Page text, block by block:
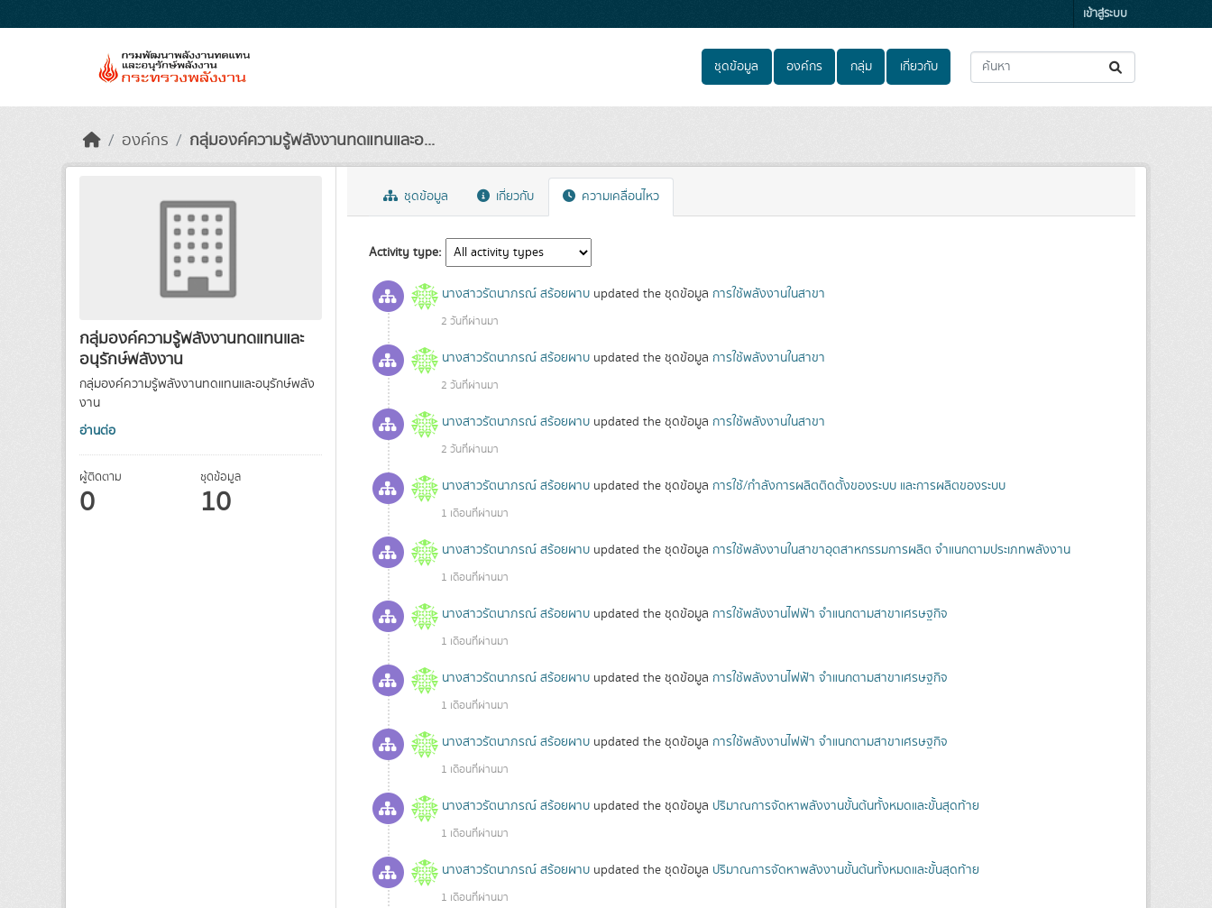
เข้าสู่ระบบ
ชุดข้อมูล องค์กร กลุ่ม เกี่ยวกับ
องค์กร กลุ่มองค์ความรู้พลังงานทดแทนและอ...
กลุ่มองค์ความรู้พลังงานทดแทนและ
อนุรักษ์พลังงาน
กลุ่มองค์ความรู้พลังงานทดแทนและอนุรักษ์พลัง
งาน
อ่านต่อ
ผู้ติดตาม
0
ชุดข้อมูล
10
ชุดข้อมูล เกี่ยวกับ ความเคลื่อนไหว
Activity type
นางสาวรัตนาภรณ์ สร้อยผาบ updated the ชุดข้อมูลการใช้พลังงานในสาขา
2 วันที่ผ่านมา
นางสาวรัตนาภรณ์ สร้อยผาบ updated the ชุดข้อมูลการใช้พลังงานในสาขา
2 วันที่ผ่านมา
นางสาวรัตนาภรณ์ สร้อยผาบ updated the ชุดข้อมูลการใช้พลังงานในสาขา
2 วันที่ผ่านมา
นางสาวรัตนาภรณ์ สร้อยผาบ updated the ชุดข้อมูลการใช้/กำลังการผลิตติดตั้งของระบบ และการผลิตของระบบ
1 เดือนที่ผ่านมา
นางสาวรัตนาภรณ์ สร้อยผาบ updated the ชุดข้อมูลการใช้พลังงานในสาขาอุตสาหกรรมการผลิต จำแนกตามประเภทพลังงาน
1 เดือนที่ผ่านมา
นางสาวรัตนาภรณ์ สร้อยผาบ updated the ชุดข้อมูลการใช้พลังงานไฟฟ้า จำแนกตามสาขาเศรษฐกิจ
1 เดือนที่ผ่านมา
นางสาวรัตนาภรณ์ สร้อยผาบ updated the ชุดข้อมูลการใช้พลังงานไฟฟ้า จำแนกตามสาขาเศรษฐกิจ
1 เดือนที่ผ่านมา
นางสาวรัตนาภรณ์ สร้อยผาบ updated the ชุดข้อมูลการใช้พลังงานไฟฟ้า จำแนกตามสาขาเศรษฐกิจ
1 เดือนที่ผ่านมา
นางสาวรัตนาภรณ์ สร้อยผาบ updated the ชุดข้อมูล ปริมาณการจัดหาพลังงานขั้นต้นทั้งหมดและขั้นสุดท้าย
1 เดือนที่ผ่านมา
นางสาวรัตนาภรณ์ สร้อยผาบ updated the ชุดข้อมูล ปริมาณการจัดหาพลังงานขั้นต้นทั้งหมดและขั้นสุดท้าย
1 เดือนที่ผ่านมา